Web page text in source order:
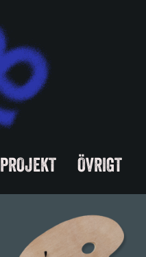
PROJEKT ÖVRIGT